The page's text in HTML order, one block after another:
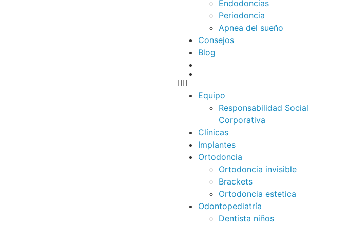
Endodoncias
Periodoncia
Apnea del sueño
Consejos
Blog
Equipo
Responsabilidad Social
Corporativa
Clínicas
Implantes
Ortodoncia
Ortodoncia invisible
Brackets
Ortodoncia estetica
Odontopediatría
Dentista niños